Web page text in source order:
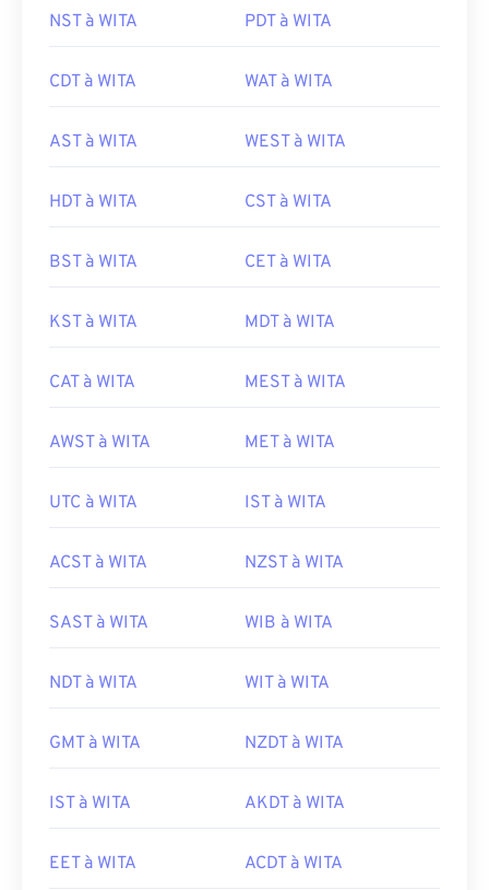
NST à WITA PDT à WITA
CDT à WITA WAT à WITA
AST à WITA WEST à WITA
HDT à WITA CST à WITA
BST à WITA CET à WITA
KST à WITA MDT à WITA
CAT à WITA MEST à WITA
AWST à WITA MET à WITA
UTC à WITA IST à WITA
ACST à WITA NZST à WITA
SAST à WITA WIB à WITA
NDT à WITA WIT à WITA
GMT à WITA NZDT à WITA
IST à WITA AKDT à WITA
EET à WITA ACDT à WITA